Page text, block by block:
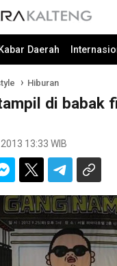
Kabar Daerah
Hiburan
di babak
13:33 WIB